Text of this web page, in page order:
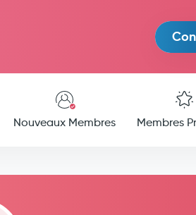
Nouveaux Membres Membres